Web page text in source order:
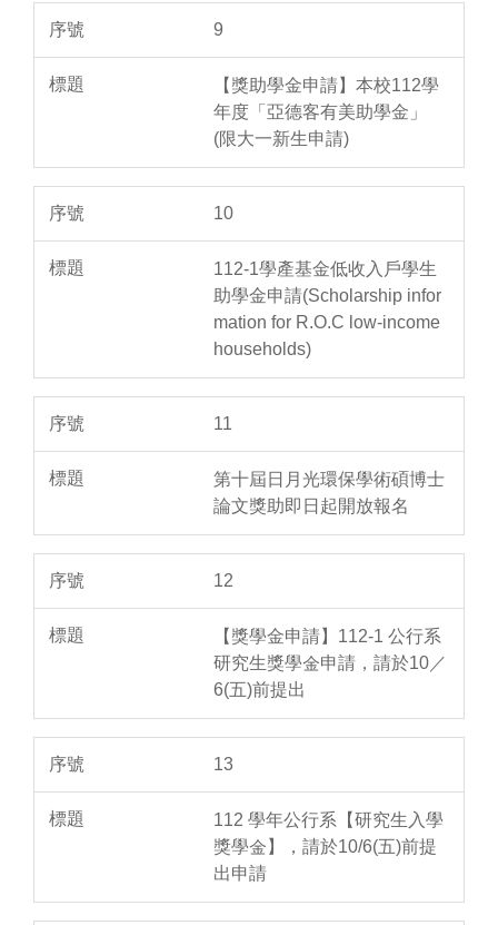
9
【獎助學金申請】本校112學
年度「亞德客有美助學金」
(限大一新生申請)
10
112-1學產基金低收入戶學生
助學金申請(Scholarship infor
mation for R.O.C low-income
households)
11
第十屆日月光環保學術碩博士
論文獎助即日起開放報名
12
【獎學金申請】112-1 公行系
研究生獎學金申請，請於10／
6(五)前提出
13
112 學年公行系【研究生入學
獎學金】，請於10/6(五)前提
出申請